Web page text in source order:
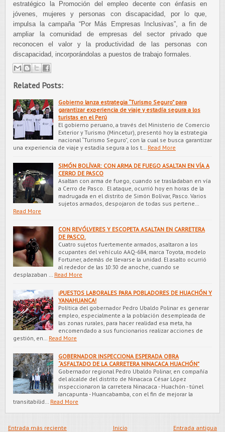
estratégico la Promoción del empleo decente con énfasis en
jóvenes, mujeres y personas con discapacidad, por lo que,
impulsa la campaña “Por Más Empresas Inclusivas”, a fin de
ampliar la comunidad de empresas del sector privado que
reconocen el valor y la productividad de las personas con
discapacidad, incorporándolas a puestos de trabajo formales.
Related Posts:
Gobierno lanza estrategia “Turismo Seguro” para
garantizar experiencia de viaje y estadía segura a los
turistas en el Perú
El gobierno peruano, a través del Ministerio de Comercio
Exterior y Turismo (Mincetur), presentó hoy la estrategia
nacional “Turismo Seguro”, con la cual se busca garantizar
una experiencia de viaje y estadía segura a los t…
Read More
SIMÓN BOLÍVAR: CON ARMA DE FUEGO ASALTAN EN VÍA A
CERRO DE PASCO
Asaltan con arma de fuego, cuando se trasladaban en vía
a Cerro de Pasco. El ataque, ocurrió hoy en horas de la
madrugada en el distrito de Simón Bolívar, Pasco. Varios
sujetos armados, despojaron de todas sus pertene…
Read More
CON REVÓLVERES Y ESCOPETA ASALTAN EN CARRETERA
DE PASCO.
Cuatro sujetos fuertemente armados, asaltaron a los
ocupantes del vehículo AAQ-684, marca Toyota, modelo
Fortuner, además de llevarse la unidad. El asalto ocurrió
al rededor de las 10:30 de anoche, cuando se
desplazaban …
Read More
¡PUESTOS LABORALES PARA POBLADORES DE HUACHÓN Y
YANAHUANCA!
Política del gobernador Pedro Ubaldo Polinar es generar
empleo, especialmente a la población desempleada de
las zonas rurales, para hacer realidad esa meta, ha
encomendado a sus funcionarios realizar acciones de
gestión, en…
Read More
GOBERNADOR INSPECCIONA ESPERADA OBRA
“ASFALTADO DE LA CARRETERA NINACACA HUACHÓN”
Gobernador regional Pedro Ubaldo Polinar, en compañía
del alcalde del distrito de Ninacaca César López
inspeccionaron la carretera Ninacaca - Huachón - túnel
Jancapunta - Huancabamba, con el fin de mejorar la
transitabilid…
Read More
Entrada más reciente Entrada antigua
Inicio